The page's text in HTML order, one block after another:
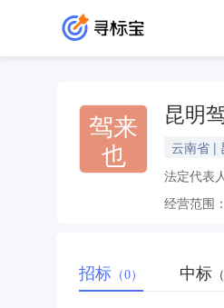
驾来
也
昆明
云南省 |
法定代表
经营范围：
招标 （0） 中标